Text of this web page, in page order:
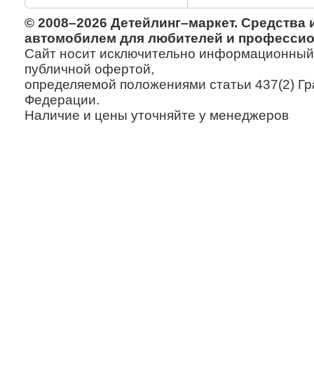
© 2008–2026 Детейлинг–маркет. Средства
автомобилем для любителей и
Сайт носит исключительно информационный
публичной офертой,
определяемой положениями статьи 437(2)
Федерации.
Наличие и цены уточняйте у менеджеров